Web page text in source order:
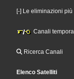
[-] Le eliminazioni più
Canali
Ricerca Canali
Elenco Satelliti